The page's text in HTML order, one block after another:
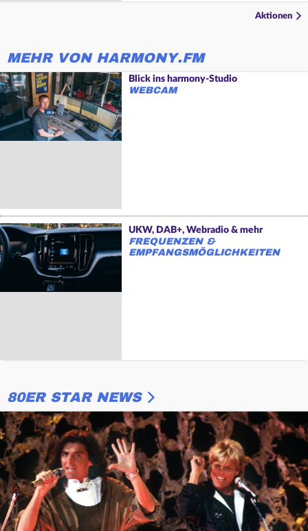
Aktionen
MEHR VON HARMONY.FM
Blick ins harmony-Studio
WEBCAM
UKW, DAB+, Webradio & mehr
FREQUENZEN &
EMPFANGSMÖGLICHKEITEN
80ER STAR NEWS